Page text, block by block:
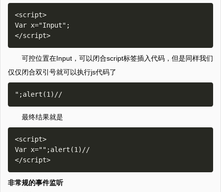
<script>
Var x="Input";
可控位置在Input，可以闭合script标签插入代码，但是同样我们
仅仅闭合双引号就可以执行js代码了
最终结果就是
<script>
Var x="";alert(1)//
非常规的事件监听